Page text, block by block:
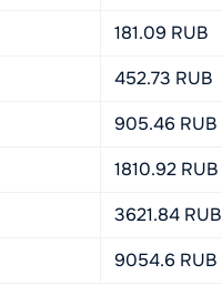
181.09 RUB
452.73 RUB
905.46 RUB
1810.92 RUB
3621.84 RUB
9054.6 RUB